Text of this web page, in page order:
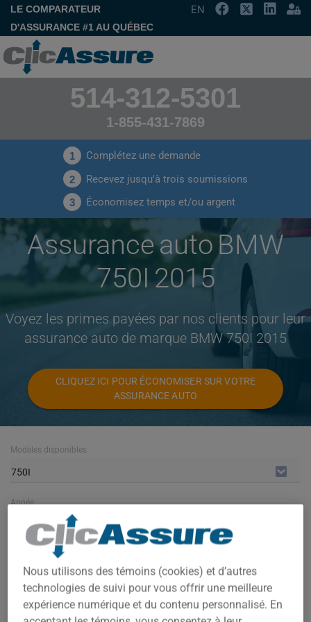
LE COMPARATEUR
D'ASSURANCE #1 AU QUÉBEC
EN
514-312-5301
1-855-431-7869
1 Complétez une demande
2 Recevez jusqu'à trois soumissions
3 Économisez temps et/ou argent
Assurance auto BMW
750I 2015
Voyez les primes payées par nos clients pour leur
assurance auto de marque BMW 750I 2015
CLIQUEZ ICI POUR ÉCONOMISER SUR VOTRE
ASSURANCE AUTO
Modèles disponibles
750I
Année
2015
TOUTES LES VILLES
Nous utilisons des témoins (cookies) et d’autres
technologies de suivi pour vous offrir une meilleure
expérience numérique et du contenu personnalisé. En